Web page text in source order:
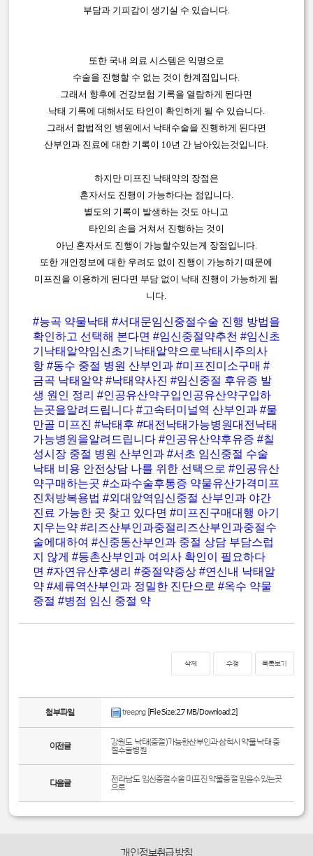
부담과 기피감이 생기실 수 있습니다.
또한 국내 의료 시스템은 익명으로
수술을 진행할 수 없는 것이 한계점입니다.
그래서 향후에 건강보험 기록을 열람하게 된다면
낙태 기록에 대해서도 타인이 확인하게 될 수 있습니다.
그래서 합법적인 병원에서 낙태수술을 진행하게 된다면
산부인과 진료에 대한 기록이 10년 간 남아있는것입니다.
하지만 미프진 낙태약의 장점은
혼자서도 진행이 가능하다는 점입니다.
별도의 기록이 발생하는 것도 아니고
타인의 손을 거쳐서 진행하는 것이
아닌 혼자서도 진행이 가능할수있는게 장점입니다.
또한 개인정보에 대한 우려도 없이 진행이 가능하기 때문에
미프진을 이용하게 된다면 부담 없이 낙태 진행이 가능하게 됩
니다.
#능곡 약물낙태 #서대문임신중절수술 진행 방법을
확인하고 선택해 본다면 #임신중절약추천 #임신초
기낙태알약임신초기낙태알약으로낙태시주의사
항 #동수 중절 병원 산부인과 #미프진미소구매 #
금곡 낙태알약 #낙태약사진 #임신중절 후유증 발
생 원인 정리 #인공유산약구입인공유산약구입하
는곳을알려드립니다 #고속터미널역 산부인과 #물
만골 미프진 #낙태후 #대전낙태가능병원대전낙태
가능병원을알려드립니다 #인공유산약후유증 #칠
성시장 중절 병원 산부인과 #서초 임신중절 수술
낙태 비용 안전상담 나를 위한 선택으로 #인공유산
약구매하는곳 #소파수술후통증 약물유산가격미프
진처방복용법 #외대앞역임신중절 산부인과 야간
진료 가능한 곳 찾고 있다면 #미프진구매대행 아기
지우는약 #리즈산부인과중절리즈산부인과중절수
술에대하여 #신중동산부인과 중절 상담 부담스럽
지 않게 #등촌산부인과 여의사 확인이 필요하다
면 #자연유산후생리 #중절약증상 #연신내 낙태알
약 #세류역산부인과 정밀한 진단으로 #옥수 약물
중절 #병점 임신 중절 약
삭제 수정 목록보기
첨부파일 tree.png [File Size:2.7 MB/Download:2]
이전글
강원도 낙태(중절)가능한산부인과 삼척시 약물낙태 중
절수술병원
다음글
전라남도 임신중절수술 미프진 약물중절 믿을수있는곳
으로
개인정보취급방침